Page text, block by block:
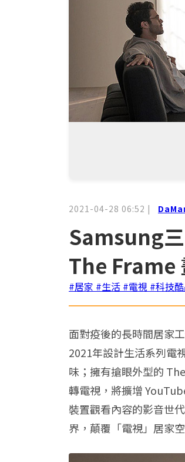
2021-04-28 06:52 |
Samsung
The Frame
#居家 #生活 #電視 #科技
面對疫後的長時間居家
2021年設計生活系列電
味；擁有搶眼外型的
轉電視，將擴增
裝置觀看內容的影音世
界，顛覆「電視」居家